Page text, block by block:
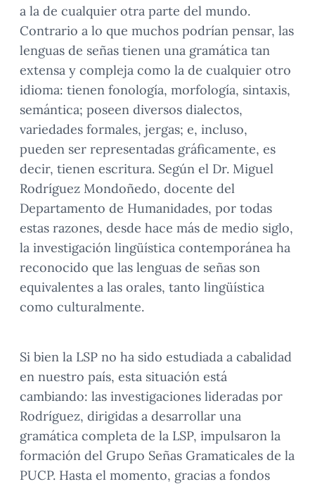
a la de cualquier otra parte del mundo.
Contrario a lo que muchos podrían pensar, las
lenguas de señas tienen una gramática tan
extensa y compleja como la de cualquier otro
idioma: tienen fonología, morfología, sintaxis,
semántica; poseen diversos dialectos,
variedades formales, jergas; e, incluso,
pueden ser representadas gráficamente, es
decir, tienen escritura. Según el Dr. Miguel
Rodríguez Mondoñedo, docente del
Departamento de Humanidades, por todas
estas razones, desde hace más de medio siglo,
la investigación lingüística contemporánea ha
reconocido que las lenguas de señas son
equivalentes a las orales, tanto lingüística
como culturalmente.
Si bien la LSP no ha sido estudiada a cabalidad
en nuestro país, esta situación está
cambiando: las investigaciones lideradas por
Rodríguez, dirigidas a desarrollar una
gramática completa de la LSP, impulsaron la
formación del Grupo Señas Gramaticales de la
PUCP. Hasta el momento, gracias a fondos